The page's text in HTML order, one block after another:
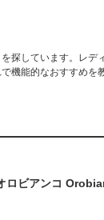
探しています。レ
機能的なおすすめを
ロビアンコ